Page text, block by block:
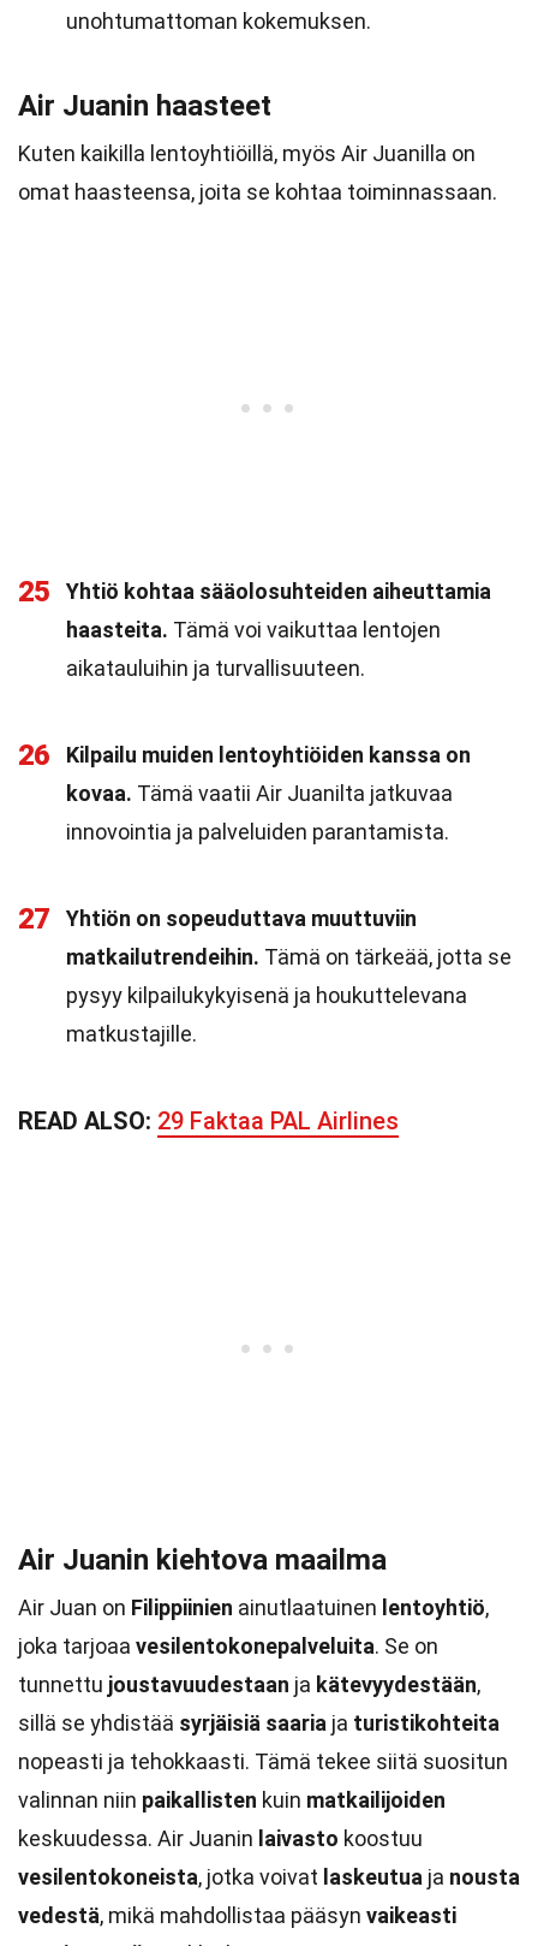
unohtumattoman kokemuksen.
Air Juanin haasteet
Kuten kaikilla lentoyhtiöillä, myös Air Juanilla on
omat haasteensa, joita se kohtaa toiminnassaan.
25
Yhtiö kohtaa sääolosuhteiden aiheuttamia
haasteita. Tämä voi vaikuttaa lentojen
aikatauluihin ja turvallisuuteen.
26
Kilpailu muiden lentoyhtiöiden kanssa on
kovaa. Tämä vaatii Air Juanilta jatkuvaa
innovointia ja palveluiden parantamista.
27
Yhtiön on sopeuduttava muuttuviin
matkailutrendeihin. Tämä on tärkeää, jotta se
pysyy kilpailukykyisenä ja houkuttelevana
matkustajille.
READ ALSO: 29 Faktaa PAL Airlines
Air Juanin kiehtova maailma
Air Juan on Filippiinien ainutlaatuinen lentoyhtiö,
joka tarjoaa vesilentokonepalveluita. Se on
tunnettu joustavuudestaan ja kätevyydestään,
sillä se yhdistää syrjäisiä saaria ja turistikohteita
nopeasti ja tehokkaasti. Tämä tekee siitä suositun
valinnan niin paikallisten kuin matkailijoiden
keskuudessa. Air Juanin laivasto koostuu
vesilentokoneista, jotka voivat laskeutua ja nousta
vedestä, mikä mahdollistaa pääsyn vaikeasti